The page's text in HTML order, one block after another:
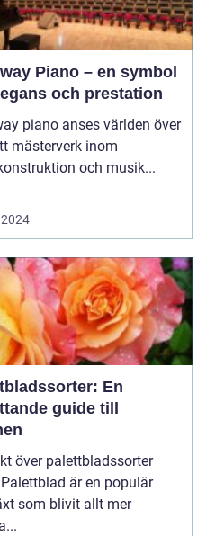
Piano – en symbol
och prestation
piano anses världen över
mästerverk inom
och musik...
En
guide till
över palettbladssorter
som blivit allt mer